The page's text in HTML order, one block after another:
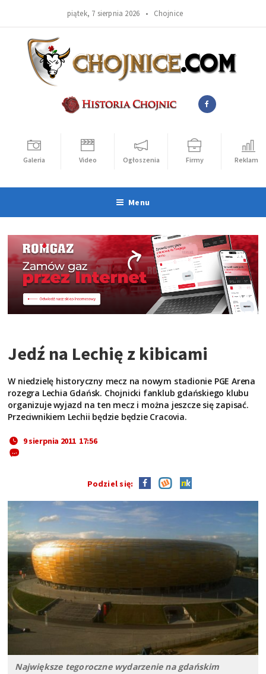
piątek, 7 sierpnia 2026 • Chojnice
Galeria Video Ogłoszenia Firmy Reklama
Menu
Jedź na Lechię z kibicami
W niedzielę historyczny mecz na nowym stadionie PGE Arena
rozegra Lechia Gdańsk. Chojnicki fanklub gdańskiego klubu
organizuje wyjazd na ten mecz i można jeszcze się zapisać.
Przeciwnikiem Lechii będzie będzie Cracovia.
9 sierpnia 2011 17:56
Podziel się:
Największe tegoroczne wydarzenie na gdańskim